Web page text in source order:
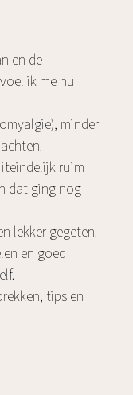
en de
ik me nu
minder
ruim
dat ging nog
lekker gegeten.
en goed
tips en